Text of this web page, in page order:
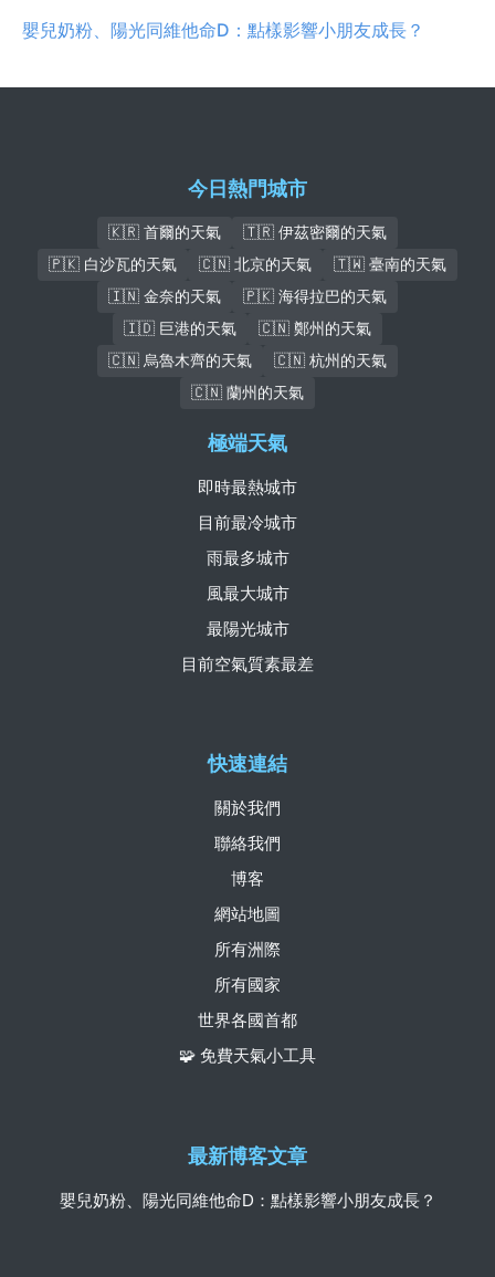
嬰兒奶粉、陽光同維他命D：點樣影響小朋友成長？
今日熱門城市
🇰🇷 首爾的天氣
🇹🇷 伊茲密爾的天氣
🇵🇰 白沙瓦的天氣
🇨🇳 北京的天氣
🇹🇼 臺南的天氣
🇮🇳 金奈的天氣
🇵🇰 海得拉巴的天氣
🇮🇩 巨港的天氣
🇨🇳 鄭州的天氣
🇨🇳 烏魯木齊的天氣
🇨🇳 杭州的天氣
🇨🇳 蘭州的天氣
快速連結
關於我們
聯絡我們
博客
網站地圖
所有洲際
所有國家
世界各國首都
🧩 免費天氣小工具
極端天氣
即時最熱城市
目前最冷城市
雨最多城市
風最大城市
最陽光城市
目前空氣質素最差
最新博客文章
嬰兒奶粉、陽光同維他命D：點樣影響小朋友成長？